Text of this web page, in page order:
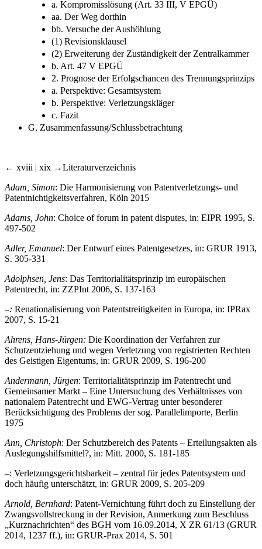
a. Kompromisslösung (Art. 33 III, V EPGÜ)
aa. Der Weg dorthin
bb. Versuche der Aushöhlung
(1) Revisionsklausel
(2) Erweiterung der Zuständigkeit der Zentralkammer
b. Art. 47 V EPGÜ
2. Prognose der Erfolgschancen des Trennungsprinzips
a. Perspektive: Gesamtsystem
b. Perspektive: Verletzungskläger
c. Fazit
G. Zusammenfassung/Schlussbetrachtung
← xviii | xix →Literaturverzeichnis
Adam, Simon: Die Harmonisierung von Patentverletzungs- und
Patentnichtigkeitsverfahren, Köln 2015
Adams, John: Choice of forum in patent disputes, in: EIPR 1995, S.
497-502
Adler, Emanuel: Der Entwurf eines Patentgesetzes, in: GRUR 1913,
S. 305-331
Adolphsen, Jens: Das Territorialitätsprinzip im europäischen
Patentrecht, in: ZZPInt 2006, S. 137-163
–: Renationalisierung von Patentstreitigkeiten in Europa, in: IPRax
2007, S. 15-21
Ahrens, Hans-Jürgen: Die Koordination der Verfahren zur
Schutzentziehung und wegen Verletzung von registrierten Rechten
des Geistigen Eigentums, in: GRUR 2009, S. 196-200
Andermann, Jürgen: Territorialitätsprinzip im Patentrecht und
Gemeinsamer Markt – Eine Untersuchung des Verhältnisses von
nationalem Patentrecht und EWG-Vertrag unter besonderer
Berücksichtigung des Problems der sog. Parallelimporte, Berlin
1975
Ann, Christoph: Der Schutzbereich des Patents – Erteilungsakten als
Auslegungshilfsmittel?, in: Mitt. 2000, S. 181-185
–: Verletzungsgerichtsbarkeit – zentral für jedes Patentsystem und
doch häufig unterschätzt, in: GRUR 2009, S. 205-209
Arnold, Bernhard: Patent-Vernichtung führt doch zu Einstellung der
Zwangsvollstreckung in der Revision, Anmerkung zum Beschluss
„Kurznachrichten“ des BGH vom 16.09.2014, X ZR 61/13 (GRUR
2014, 1237 ff.), in: GRUR-Prax 2014, S. 501